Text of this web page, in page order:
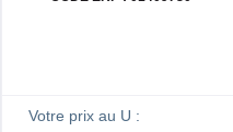
Votre prix au U :